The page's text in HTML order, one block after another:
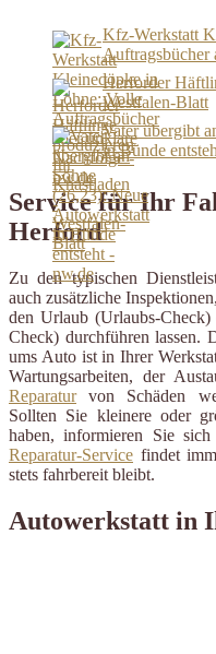
Kfz-Werkstatt
Auftragsbücher
Herforder
Westfalen-Blatt
Vater übergibt
in Bünde
Service für Ihr
Herford
Zu den typischen
auch zusätzliche
den Urlaub (Urlaubs-
Check) durchführen lassen.
ums Auto ist in Ihrer
Wartungsarbeiten, der
Reparaturvon Schäden
Sollten Sie kleinere oder
haben, informieren Sie
Reparatur-Service findet
stets fahrbereit bleibt.
Autowerkstatt in